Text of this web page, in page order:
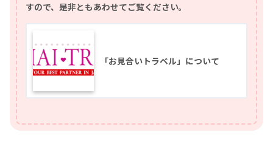
すので、是非ともあわせてご覧ください。
「お見合いトラベル」について